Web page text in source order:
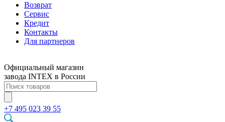
Возврат
Сервис
Кредит
Контакты
Для партнеров
Официальный магазин
завода INTEX в России
+7 495 023 39 55